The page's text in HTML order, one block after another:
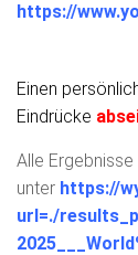
https://
Einen
Eindrücke
Alle Ergebnisse
unter https://
url=./